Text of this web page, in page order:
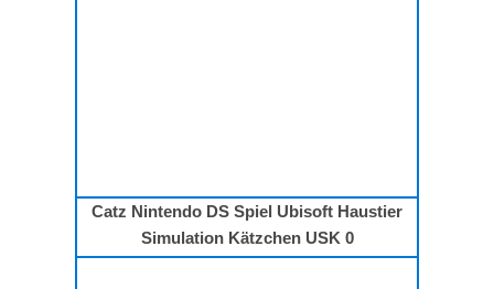
Catz Nintendo DS Spiel Ubisoft Haustier
Simulation Kätzchen USK 0